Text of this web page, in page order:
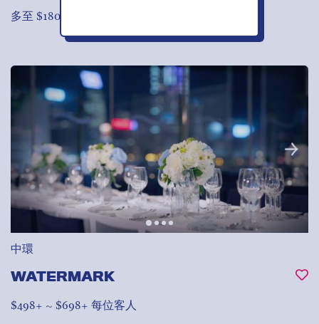
多至 $18000 每2小時
中環
WATERMARK
$498+ ~ $698+ 每位客人